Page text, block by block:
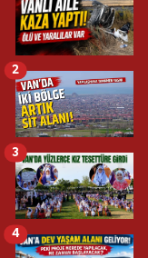
2
3
4